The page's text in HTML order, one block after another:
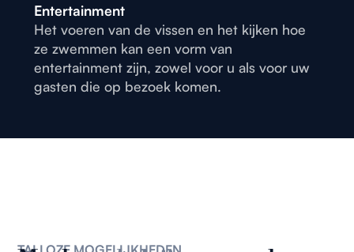
Entertainment
Het voeren van de vissen en het kijken hoe
ze zwemmen kan een vorm van
entertainment zijn, zowel voor u als voor uw
gasten die op bezoek komen.